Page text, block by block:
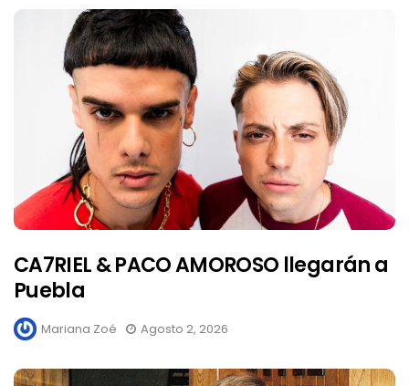
CA7RIEL & PACO AMOROSO llegarán a
Puebla
Mariana Zoé Agosto 2, 2026